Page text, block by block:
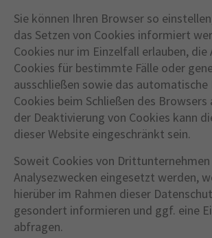
Sie können Ihren Browser so
das Setzen von Cookies informiert
Cookies nur im Einzelfall erlauben, die
Cookies für bestimmte Fälle oder
ausschließen sowie das automatische
Cookies beim Schließen des
der Deaktivierung von Cookies kann
dieser Website eingeschränkt sein.
Soweit Cookies von
Analysezwecken eingesetzt werden,
hierüber im Rahmen dieser
gesondert informieren und ggf. eine
abfragen.